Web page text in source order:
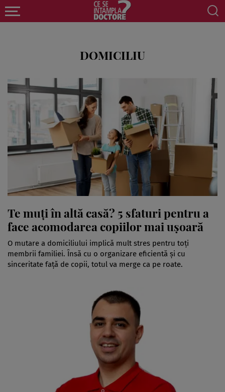
DOMICILIU
Te muți în altă casă? 5 sfaturi pentru a
face acomodarea copiilor mai ușoară
O mutare a domiciliului implică mult stres pentru toți
membrii familiei. Însă cu o organizare eficientă și cu
sinceritate față de copii, totul va merge ca pe roate.